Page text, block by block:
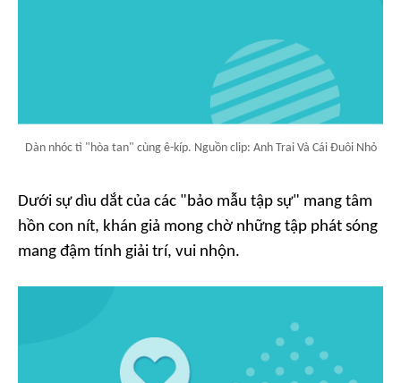
Dàn nhóc tì "hòa tan" cùng ê-kíp. Nguồn clip: Anh Trai Và Cái Đuôi Nhỏ
Dưới sự dìu dắt của các "bảo mẫu tập sự" mang tâm
hồn con nít, khán giả mong chờ những tập phát sóng
mang đậm tính giải trí, vui nhộn.